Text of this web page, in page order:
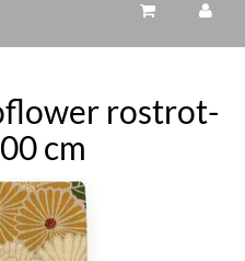
rostrot-
cm